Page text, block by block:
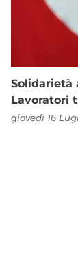
Solidarietà
Lavoratori
giovedì 16